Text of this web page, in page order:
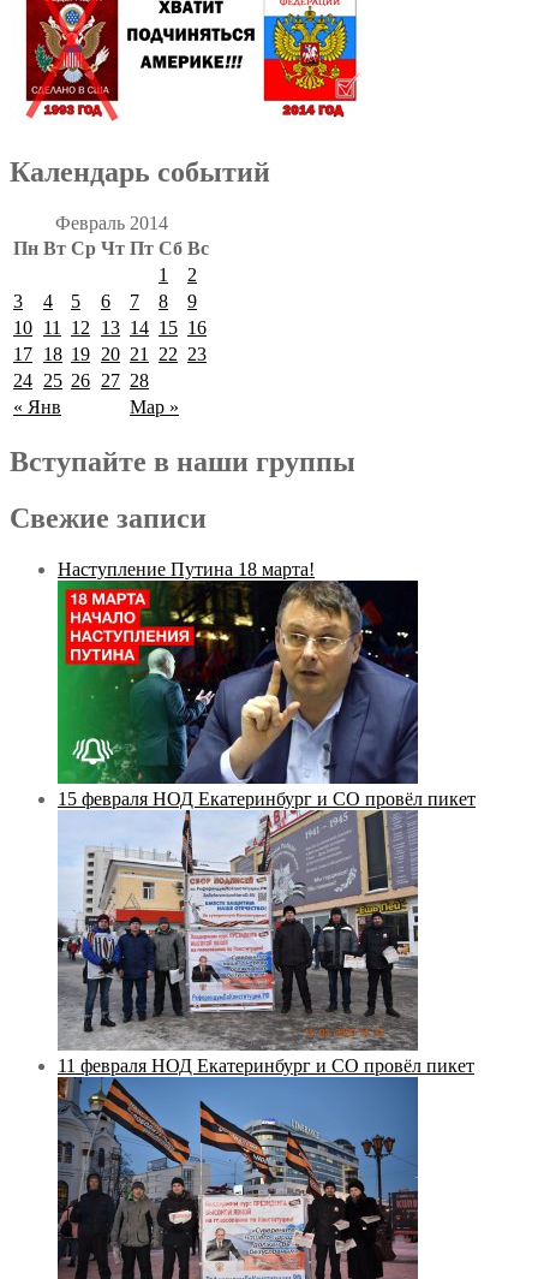
Календарь событий
Февраль 2014
Пн Вт Ср Чт Пт Сб Вс
« Янв Мар »
1
2
3
4 5 6 7 8
9
10 11 12 13 14 15 16
17 18 19 20 21 22 23
24 25 26 27 28
Вступайте в наши группы
Свежие записи
Наступление Путина 18 марта!
15 февраля НОД Екатеринбург и СО провёл пикет
11 февраля НОД Екатеринбург и СО провёл пикет